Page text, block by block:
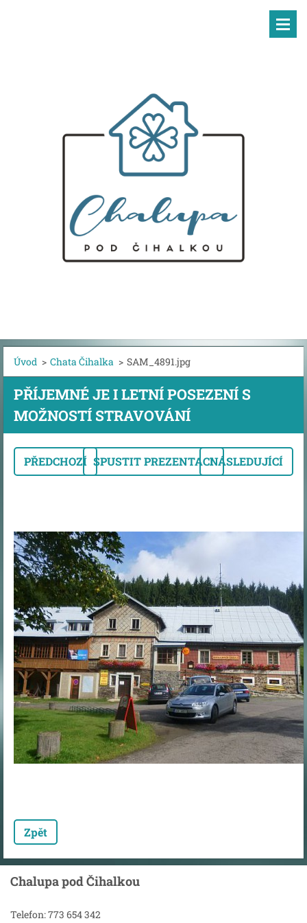
Úvod > Chata Čihalka > SAM_4891.jpg
PŘÍJEMNÉ JE I LETNÍ POSEZENÍ S
MOŽNOSTÍ STRAVOVÁNÍ
PŘEDCHOZÍ SPUSTIT PREZENTACINÁSLEDUJÍCÍ
Zpět
Chalupa pod Čihalkou
Telefon: 773 654 342